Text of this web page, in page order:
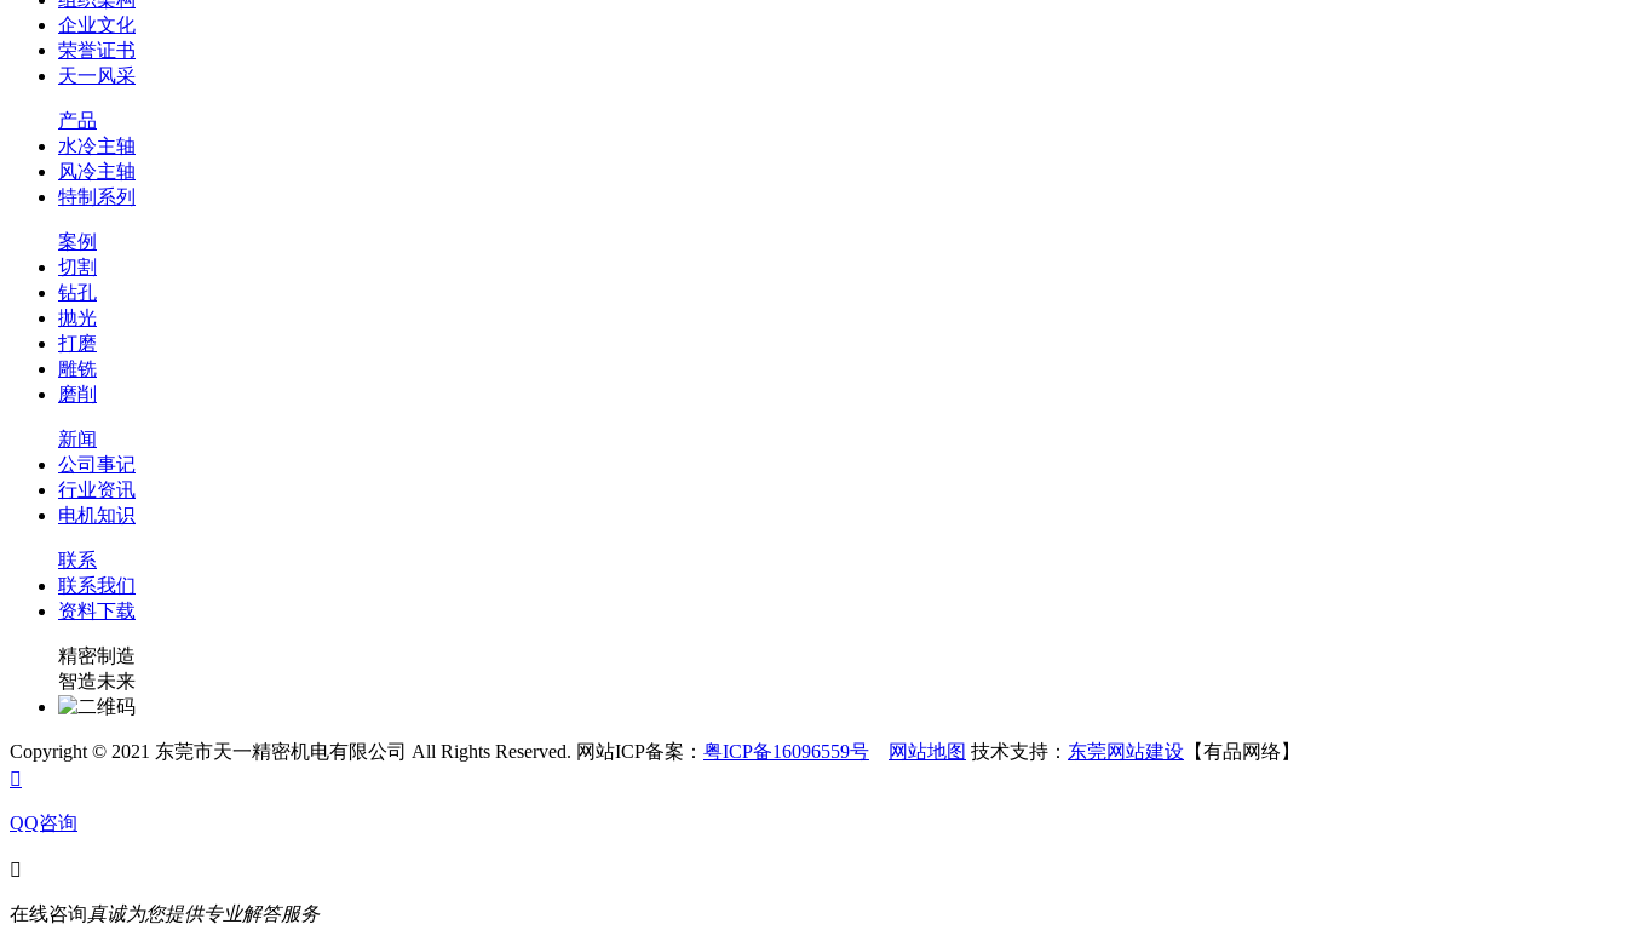
企业文化
荣誉证书
天一风采
产品
水冷主轴
风冷主轴
特制系列
案例
切割
钻孔
抛光
打磨
雕铣
磨削
新闻
公司事记
行业资讯
电机知识
联系
联系我们
资料下载
精密制造
智造未来
Copyright © 2021 东莞市天一精密机电有限公司 All Rights Reserved. 网站ICP备案： 粤ICP备16096559号 网站地图 技术支持： 东莞网站建设 【有品网络】

QQ咨询

在线咨询真诚为您提供专业解答服务